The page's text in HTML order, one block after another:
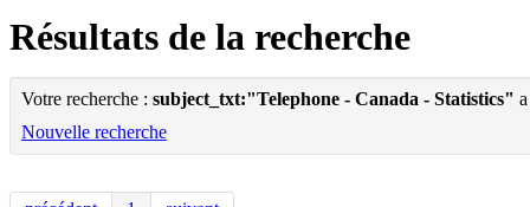
Résultats de la recherche
Votre recherche : subject_txt:"Telephone - Canada - Statistics"
Nouvelle recherche